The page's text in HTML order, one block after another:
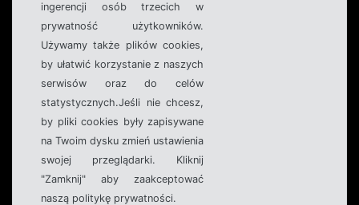
ingerencji osób trzecich w
prywatność użytkowników.
Używamy także plików cookies,
by ułatwić korzystanie z naszych
serwisów oraz do celów
statystycznych.Jeśli nie chcesz,
by pliki cookies były zapisywane
na Twoim dysku zmień ustawienia
swojej przeglądarki. Kliknij
"Zamknij" aby zaakceptować
naszą politykę prywatności.